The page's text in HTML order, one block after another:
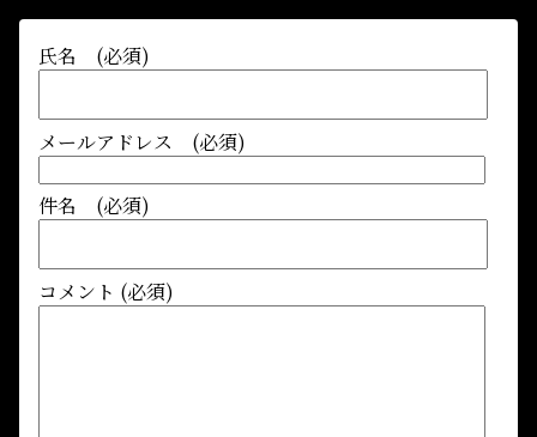
氏名 (必須)
メールアドレス (必須)
件名 (必須)
コメント (必須)